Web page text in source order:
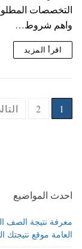
التخصصات
واهم شروط…
اقرأ المزيد
1
2
احدث المواضيع
العامة موقع نتيجتك